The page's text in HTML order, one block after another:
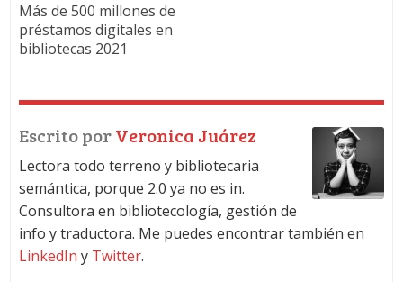
Más de 500 millones de
préstamos digitales en
bibliotecas 2021
Escrito porVeronica Juárez
Lectora todo terreno y bibliotecaria
semántica, porque 2.0 ya no es in.
Consultora en bibliotecología, gestión de
info y traductora. Me puedes encontrar también en
LinkedIn y Twitter.